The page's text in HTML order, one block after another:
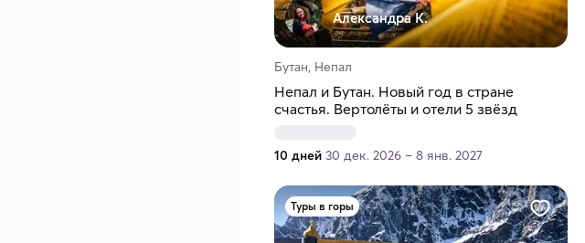
Александра К.
Бутан, Непал
Непал и Бутан. Новый год в стране
счастья. Вертолёты и отели 5 звёзд
10 дней 30 дек. 2026 – 8 янв. 2027
Туры в горы